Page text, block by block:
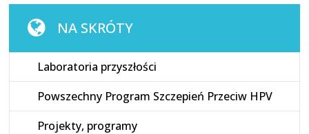
NA SKRÓTY
Laboratoria przyszłości
Powszechny Program Szczepień Przeciw HPV
Projekty, programy